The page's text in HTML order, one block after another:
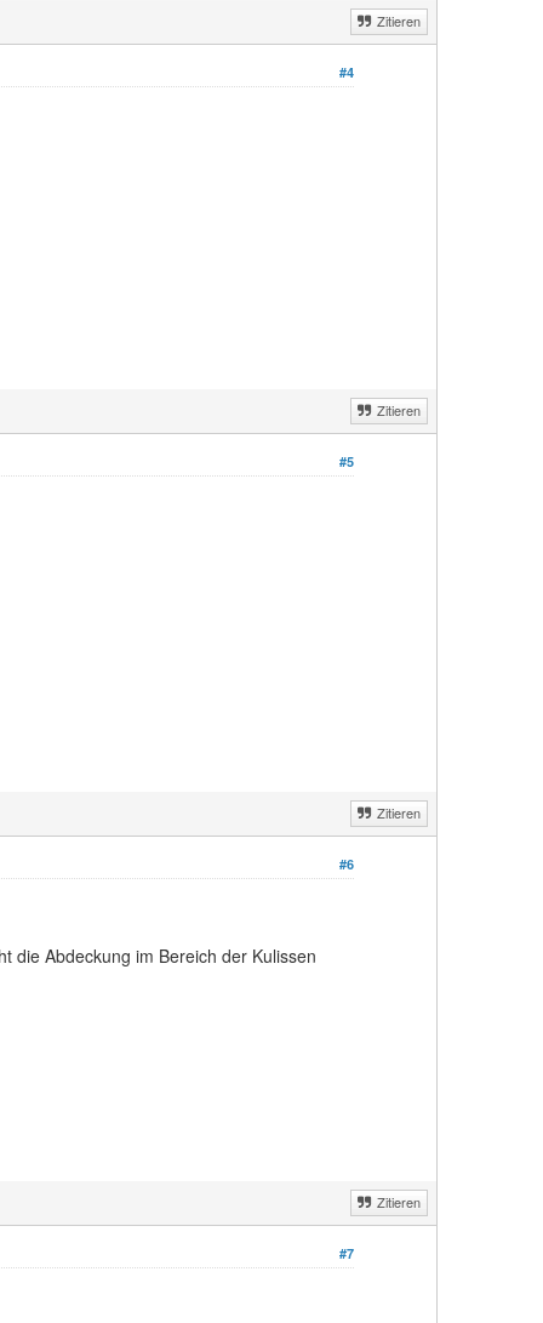
Zitieren
#4
Zitieren
#5
Zitieren
#6
die Abdeckung im Bereich der Kulissen
Zitieren
#7